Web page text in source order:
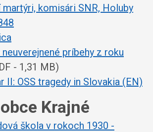
martýri, komisári SNR, Holuby
príbehy z roku
- 1,31 MB)
II: OSS tragedy in Slovakia (EN)
Krajné
škola v rokoch 1930 -